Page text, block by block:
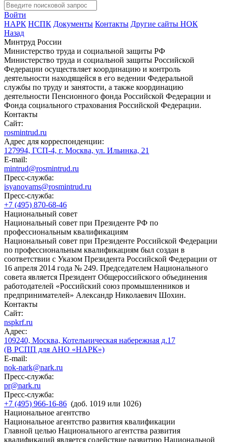
Войти
НАРК НСПК Документы Контакты Другие сайты НОК
Назад
Минтруд России
Министерство труда и социальной защиты РФ
Министерство труда и социальной защиты Российской
Федерации осуществляет координацию и контроль
деятельности находящейся в его ведении Федеральной
службы по труду и занятости, а также координацию
деятельности Пенсионного фонда Российской Федерации и
Фонда социального страхования Российской Федерации.
Контакты
Сайт:
rosmintrud.ru
Адрес для корреспонденции:
127994, ГСП-4, г. Москва, ул. Ильинка, 21
E-mail:
mintrud@rosmintrud.ru
Пресс-служба:
isyanovams@rosmintrud.ru
Пресс-служба:
+7 (495) 870-68-46
Национальный совет
Национальный совет при Президенте РФ по
профессиональным квалификациям
Национальный совет при Президенте Российской Федерации
по профессиональным квалификациям был создан в
соответствии с Указом Президента Российской Федерации от
16 апреля 2014 года № 249. Председателем Национального
совета является Президент Общероссийского объединения
работодателей «Российский союз промышленников и
предпринимателей» Александр Николаевич Шохин.
Контакты
Сайт:
nspkrf.ru
Адрес:
109240, Москва, Котельническая набережная д.17
(В РСПП для АНО «НАРК»)
E-mail:
nok-nark@nark.ru
Пресс-служба:
pr@nark.ru
Пресс-служба:
+7 (495) 966-16-86 (доб. 1019 или 1026)
Национальное агентство
Национальное агентство развития квалификации
Главной целью Национального агентства развития
квалификаций является содействие развитию Национальной